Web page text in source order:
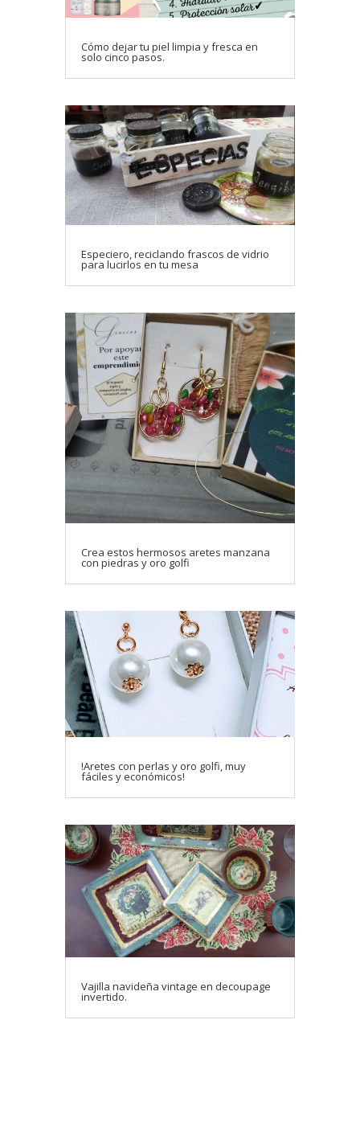
Cómo dejar tu piel limpia y fresca en
solo cinco pasos.
Especiero, reciclando frascos de vidrio
para lucirlos en tu mesa
Crea estos hermosos aretes manzana
con piedras y oro golfi
!Aretes con perlas y oro golfi, muy
fáciles y económicos!
Vajilla navideña vintage en decoupage
invertido.